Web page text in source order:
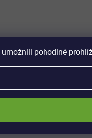
pohodlné